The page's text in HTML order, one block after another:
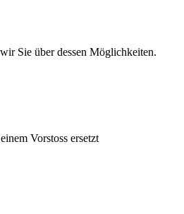
Sie über dessen Möglichkeiten.
Vorstoss ersetzt